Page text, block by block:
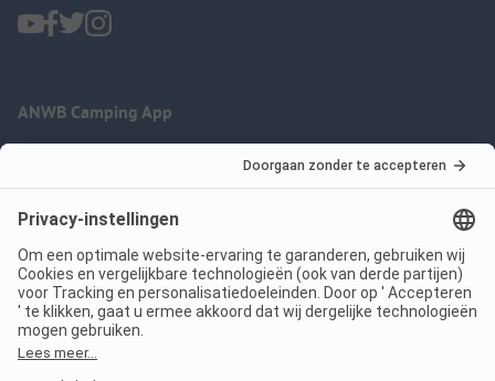
ANWB Camping App
Imprint
Jouw privacy
Voorwaarden
Wet digitale diensten